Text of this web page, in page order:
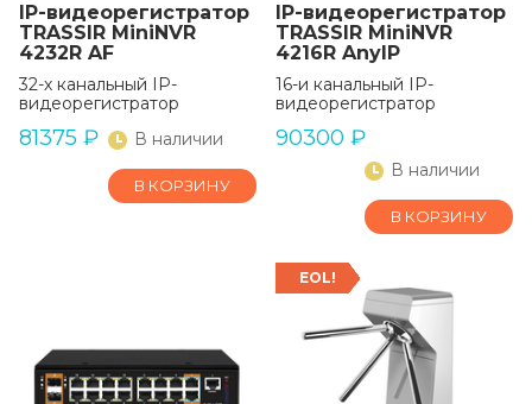
IP-видеорегистратор
TRASSIR MiniNVR
4232R AF
32-х канальный IP-
видеорегистратор
81375 ₽ В наличии
В КОРЗИНУ
IP-видеорегистратор
TRASSIR MiniNVR
4216R AnyIP
16-и канальный IP-
видеорегистратор
90300 ₽
В наличии
В КОРЗИНУ
EOL!